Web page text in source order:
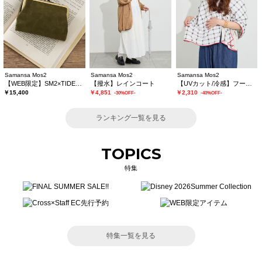
Samansa Mos2
￥15,400
Samansa Mos2
【撥水】レインコート
￥4,851 -30%OFF-
Samansa Mos2
￥2,310 -40%OFF-
ランキング一覧を見る
TOPICS
特集
特集一覧を見る